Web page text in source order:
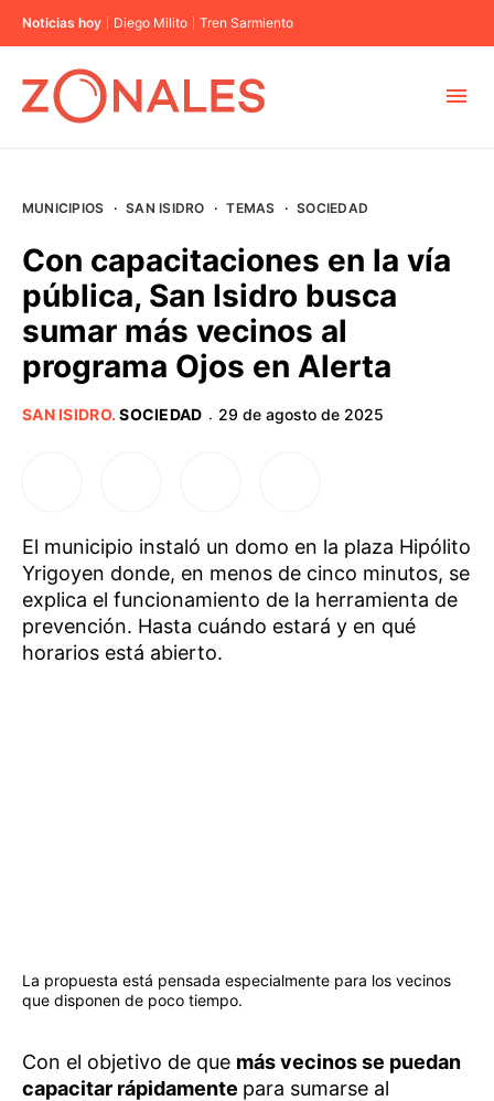
Noticias hoy Diego Milito Tren Sarmiento
BUENOS AIRES
PROVINCIAS
MUNICIPIOS · SAN ISIDRO · TEMAS · SOCIEDAD
Con capacitaciones en la vía
pública, San Isidro busca
sumar más vecinos al
programa Ojos en Alerta
SAN ISIDRO.SOCIEDAD · 29 de agosto de 2025
El municipio instaló un domo en la plaza Hipólito
Yrigoyen donde, en menos de cinco minutos, se
explica el funcionamiento de la herramienta de
prevención. Hasta cuándo estará y en qué
horarios está abierto.
La propuesta está pensada especialmente para los vecinos
que disponen de poco tiempo.
Con el objetivo de que más vecinos se puedan
capacitar rápidamente para sumarse al